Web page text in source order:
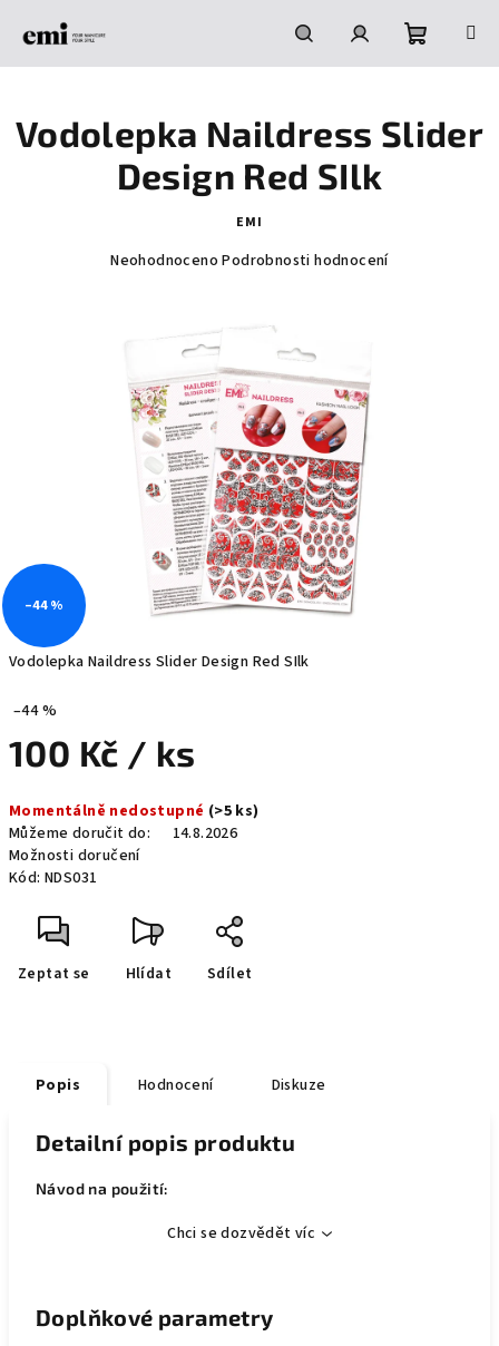
HledatPřihlášeníNákupní
košík
Vodolepka Naildress Slider Design Red SIlk
–44 %
100 Kč / ks
cena:
Momentálně nedostupné (>5 ks)
Můžeme doručit do:
14.8.2026
Možnosti doručení
Kód: NDS031
Zeptat se Hlídat Sdílet
Vodolepka Naildress Slider
Design Red SIlk
EMI
Průměrné
hvězdiček.
Neohodnoceno Podrobnosti hodnocení
–44 %
Popis Hodnocení Diskuze
Detailní popis produktu
Návod na použití:
Chci se dozvědět víc
Doplňkové parametry